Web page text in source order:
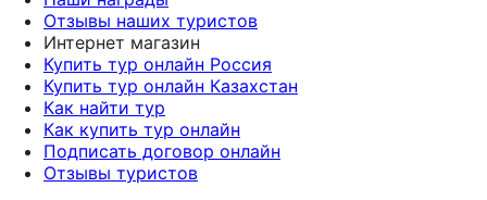
Отзывы наших туристов
Интернет магазин
Купить тур онлайн Россия
Купить тур онлайн Казахстан
Как найти тур
Как купить тур онлайн
Подписать договор онлайн
Отзывы туристов